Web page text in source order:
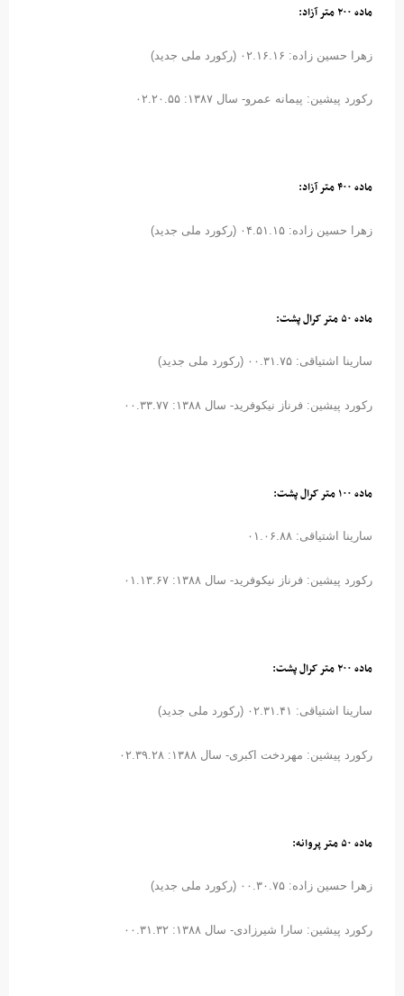
ماده ۲۰۰ متر آزاد:
زهرا حسین زاده: ۰۲.۱۶.۱۶ (رکورد ملی جدید)
رکورد پیشین: پیمانه عمرو- سال ۱۳۸۷: ۰۲.۲۰.۵۵
ماده ۴۰۰ متر آزاد:
زهرا حسین زاده: ۰۴.۵۱.۱۵ (رکورد ملی جدید)
ماده ۵۰ متر کرال پشت:
سارینا اشتیاقی: ۰۰.۳۱.۷۵ (رکورد ملی جدید)
رکورد پیشین: فرناز نیکوفرید- سال ۱۳۸۸: ۰۰.۳۳.۷۷
ماده ۱۰۰ متر کرال پشت:
سارینا اشتیاقی: ۰۱.۰۶.۸۸
رکورد پیشین: فرناز نیکوفرید- سال ۱۳۸۸: ۰۱.۱۳.۶۷
ماده ۲۰۰ متر کرال پشت:
سارینا اشتیاقی: ۰۲.۳۱.۴۱ (رکورد ملی جدید)
رکورد پیشین: مهردخت اکبری- سال ۱۳۸۸: ۰۲.۳۹.۲۸
ماده ۵۰ متر پروانه:
زهرا حسین زاده: ۰۰.۳۰.۷۵ (رکورد ملی جدید)
رکورد پیشین: سارا شیرزادی- سال ۱۳۸۸: ۰۰.۳۱.۳۲